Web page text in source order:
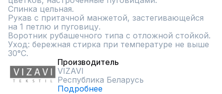
Спинка цельная.
Рукав с притачной манжетой, застегивающейся
на 1 петлю и пуговицу.
Воротник рубашечного типа с отложной стойкой.
Уход: бережная стирка при температуре не выше
30°С.
Производитель
VIZAVI
Республика Беларусь
Подробнее